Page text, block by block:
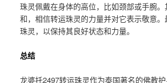
珠灵佩戴在身体的高位，比如颈部或手腕
和，相信转运珠灵的力量并对它表示敬意
珠灵，以保持其良好状态和力量。
总结
龙婆托2497转运珠灵作为泰国著名的佛教